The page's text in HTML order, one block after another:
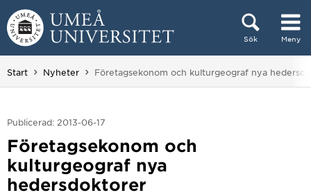
Hoppa direkt till innehållet
Sök Meny
Huvudmenyn dold.
Start Nyheter Du är här:
Företagsekonom och kulturgeograf nya
Publicerad: 2013-06-17
Företagsekonom och
kulturgeograf nya
hedersdoktorer